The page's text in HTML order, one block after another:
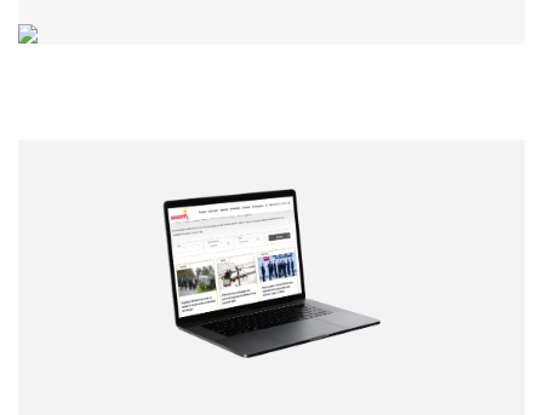
Correo electrónico
Tipo de comentario